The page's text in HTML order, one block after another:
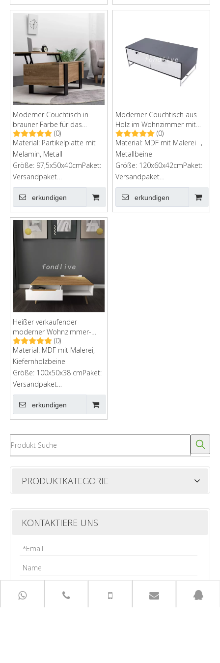
Moderner Couchtisch in
brauner Farbe für das
Wohnzimmer(0)
Material: Partikelplatte mit
Melamin, Metall
Größe: 97,5x50x40cmPaket:
Versandpaket
bestellenPaketgröße:
112x56x10.8 cmG.W: 21 kg
erkundigen
Moderner Couchtisch aus
Holz im Wohnzimmer mit
Schubladen (0)
Material: MDF mit Malerei ，
Metallbeine
Größe: 120x60x42cmPaket:
Versandpaket
bestellenKartongröße:
129*66*13erkundigen
Heißer verkaufender
moderner Wohnzimmer-
MDF-Couchtisch mit Fach
(0)
Material: MDF mit Malerei,
Kiefernholzbeine
Größe: 100x50x38 cmPaket:
Versandpaket
bestellenKartongröße:
107x64x11cm
erkundigen
PRODUKTKATEGORIE
KONTAKTIERE UNS